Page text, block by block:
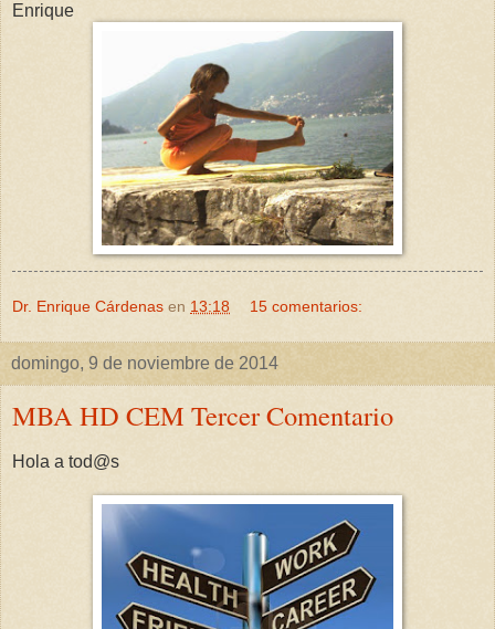
Enrique
Dr. Enrique Cárdenas en 13:18 15 comentarios:
domingo, 9 de noviembre de 2014
MBA HD CEM Tercer Comentario
Hola a tod@s